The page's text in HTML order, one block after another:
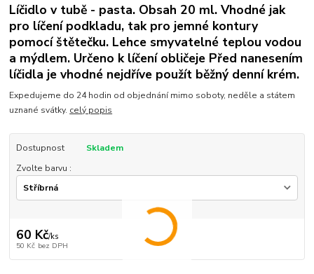
Líčidlo v tubě - pasta. Obsah 20 ml. Vhodné jak
pro líčení podkladu, tak pro jemné kontury
pomocí štětečku. Lehce smyvatelné teplou vodou
a mýdlem. Určeno k líčení obličeje Před nanesením
líčidla je vhodné nejdříve použít běžný denní krém.
Expedujeme do 24 hodin od objednání mimo soboty, neděle a státem
uznané svátky. celý popis
Dostupnost
Skladem
Zvolte barvu :
60 Kč/ks
50 Kč bez DPH